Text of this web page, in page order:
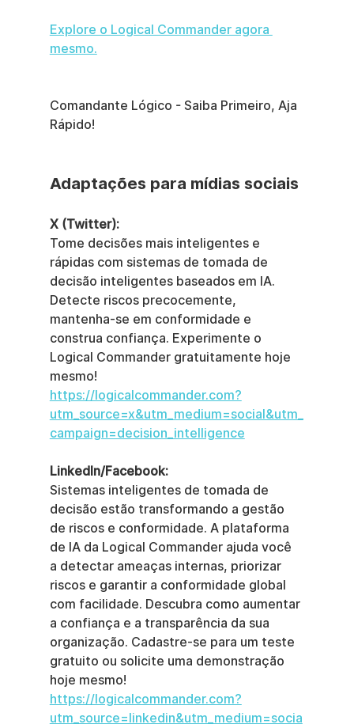
Explore o Logical Commander agora
mesmo.
Comandante Lógico - Saiba Primeiro, Aja
Rápido!
Adaptações para mídias sociais
X (Twitter):
Tome decisões mais inteligentes e
rápidas com sistemas de tomada de
decisão inteligentes baseados em IA.
Detecte riscos precocemente,
mantenha-se em conformidade e
construa confiança. Experimente o
Logical Commander gratuitamente hoje
mesmo!
https://logicalcommander.com?
utm_source=x&utm_medium=social&utm_
campaign=decision_intelligence
LinkedIn/Facebook:
Sistemas inteligentes de tomada de
decisão estão transformando a gestão
de riscos e conformidade. A plataforma
de IA da Logical Commander ajuda você
a detectar ameaças internas, priorizar
riscos e garantir a conformidade global
com facilidade. Descubra como aumentar
a confiança e a transparência da sua
organização. Cadastre-se para um teste
gratuito ou solicite uma demonstração
hoje mesmo!
https://logicalcommander.com?
utm_source=linkedin&utm_medium=socia